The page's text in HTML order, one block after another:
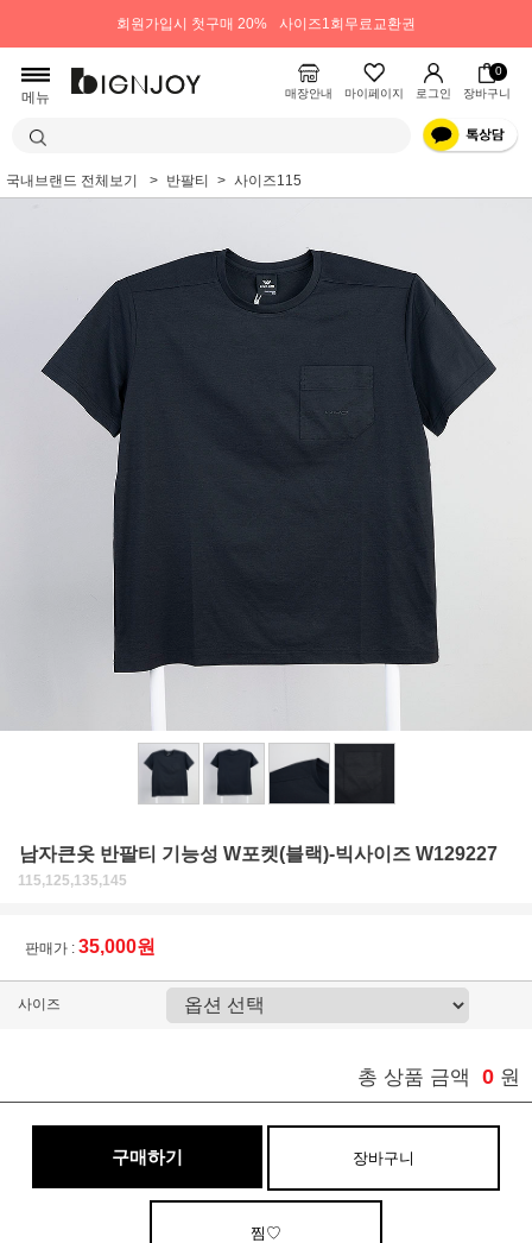
회원가입시 첫구매 20% 사이즈1회무료교환권
메뉴 매장안내 마이페이지 로그인
0
장바구니
국내브랜드 전체보기 반팔티 사이즈115
남자큰옷 반팔티 기능성 W포켓(블랙)-빅사이즈 W129227
115,125,135,145
판매가 : 35,000원
사이즈
총 상품 금액 0 원
구매하기 장바구니
찜♡